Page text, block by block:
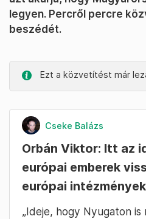
legyen. Percről percre
beszédét.
Ezt a közvetítést már
Cseke Balázs
Orbán Viktor: Itt az
európai emberek
európai
„Ideje, hogy Nyugaton is